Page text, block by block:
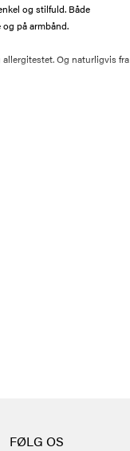
og stilfuld. Både
på armbånd.
Og naturligvis fra
FØLG OS